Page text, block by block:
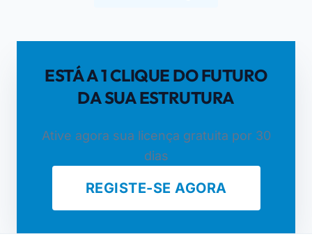
ESTÁ A 1 CLIQUE DO FUTURO
DA SUA ESTRUTURA
Ative agora sua licença gratuita por 30
dias
REGISTE-SE AGORA